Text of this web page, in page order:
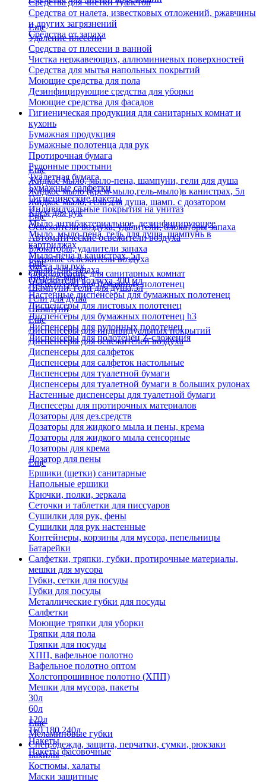
Средства для чистки туалетов
Средства от налета, известковых отложений, ржавчины
и других загрязнений
Средства от запаха
Еще
Удаление плесени
Средства от плесени в ванной
Чистка нержавеющих, аллюминиевых поверхностей
Средства для мытья напольных покрытий
Моющие средства для пола
Дезинфицирующие средства для уборки
Моющие средства для фасадов
Гигиеническая продукция для санитарных комнат и
кухонь
Бумажная продукция
Бумажные полотенца для рук
Протирочная бумага
Рулонные простыни
Туалетная бумага
Бумажные салфетки
Гигиенические пакеты
Индивидуальные покрытия на унитаз
Еще
Жидкое мыло, мыло-пена, шампуни, гели для душа
Жидкое мыло (крем-мыло,гель-мыло)в канистрах, 5л
Жидкое мыло, гель для душа, шамп. с дозатором
Крем для рук
Мыло антибактериальное, дезинфицирующее
Мыло, мыло-пена, гель для душа, шампунь в
картриджах
Мыло-пена в канистрах, 5л
Паста для рук
Твердое мыло
Шампуни, гели для душа,5л
Гели для душа
Шампуни
Еще
Освежители воздуха, удалители, блокаторы запаха
Автоматические освежители воздуха
Блокаторы, удалители запаха
Бытовые освежители воздуха
Удалители запаха
Освежители воздуха 300 мл
Еще
Оборудование для санитарных комнат
Диспенсеры для бумажных полотенец
Настенные диспенсеры для бумажных полотенец
Диспенсеры для листовых полотенец
Диспенсеры для бумажных полотенец h3
Диспенсеры для рулонных полотенец
Диспенсеры для полотенец Z-сложения
Еще
Диспенсеры для индивидуальных покрытий
Диспенсеры для освежителей воздуха
Диспенсеры для салфеток
Диспенсеры для салфеток настольные
Диспенсеры для туалетной бумаги
Диспенсеры для туалетной бумаги в больших рулонах
Настенные диспенсеры для туалетной бумаги
Диспесеры для протирочных материалов
Дозаторы для дез.средств
Дозаторы для жидкого мыла и пены, крема
Дозаторы для жидкого мыла сенсорные
Дозаторы для крема
Дозатор для пены
Еще
Ершики (щетки) санитарные
Напольные ершики
Крючки, полки, зеркала
Сеточки и таблетки для писсуаров
Сушилки для рук, фены
Сушилки для рук настенные
Контейнеры, корзины для мусора, пепельницы
Батарейки
Салфетки, тряпки, губки, протирочные материалы,
мешки для мусора
Губки, сетки для посуды
Губки для посуды
Металлические губки для посуды
Салфетки
Моющие тряпки для уборки
Тряпки для пола
Тряпки для посуды
ХПП, вафельное полотно
Вафельное полотно оптом
Холстопрошивное полотно (ХПП)
Мешки для мусора, пакеты
30л
60л
120л
160,180,240л
Пакеты
Пакеты фасовочные
Еще
Меламиновые губки
Спец.одежда, защита, перчатки, сумки, рюкзаки
Бахилы
Костюмы, халаты
Маски защитные